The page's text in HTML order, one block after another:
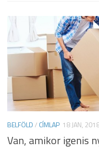
BELFÖLD/ CÍMLAP 18 JAN,
Van, amikor igenis